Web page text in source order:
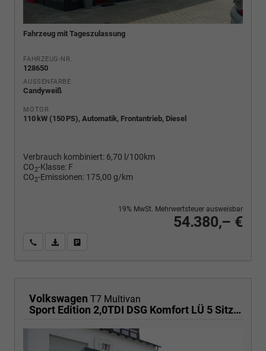
Fahrzeug mit Tageszulassung
FAHRZEUG-NR.
128650
AUSSENFARBE
Candyweiß
MOTOR
110 kW (150 PS), Automatik, Frontantrieb, Diesel
Verbrauch kombiniert: 6,70 l/100km
CO2-Klasse: F
CO2-Emissionen: 175,00 g/km
54.380,– €
19% MwSt. Mehrwertsteuer ausweisbar
Wir rufen Sie anPDF-Fahrzeugexposé drucken
Volkswagen T7 Multivan
Sport Edition 2,0TDI DSG Komfort LÜ 5 Sitzer